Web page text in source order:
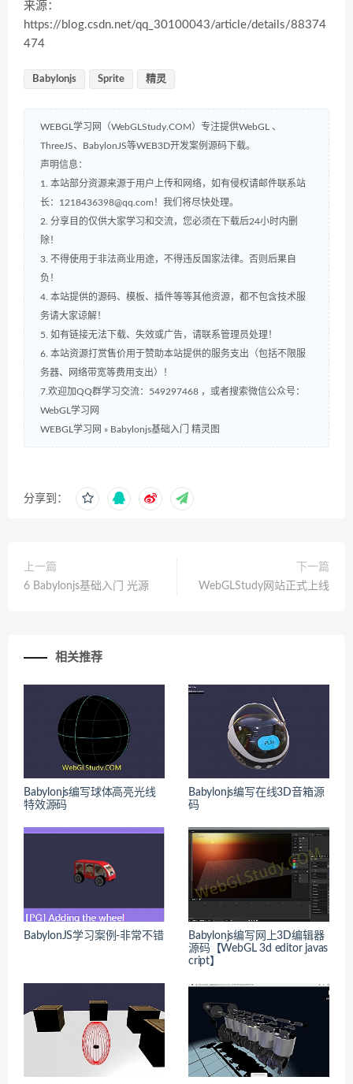
来源：
https://blog.csdn.net/qq_30100043/article/details/88374
474
Babylonjs Sprite 精灵
WEBGL学习网（WebGLStudy.COM）专注提供WebGL 、
ThreeJS、BabylonJS等WEB3D开发案例源码下载。
声明信息：
1. 本站部分资源来源于用户上传和网络，如有侵权请邮件联系站
长：1218436398@qq.com！我们将尽快处理。
2. 分享目的仅供大家学习和交流，您必须在下载后24小时内删
除！
3. 不得使用于非法商业用途，不得违反国家法律。否则后果自
负！
4. 本站提供的源码、模板、插件等等其他资源，都不包含技术服
务请大家谅解！
5. 如有链接无法下载、失效或广告，请联系管理员处理！
6. 本站资源打赏售价用于赞助本站提供的服务支出（包括不限服
务器、网络带宽等费用支出）！
7.欢迎加QQ群学习交流：549297468 ，或者搜索微信公众号：
WebGL学习网
WEBGL学习网 » Babylonjs基础入门 精灵图
分享到：
上一篇
6 Babylonjs基础入门 光源
下一篇
WebGLStudy网站正式上线
相关推荐
Babylonjs编写球体高亮光线
特效源码
Babylonjs编写在线3D音箱源
码
BabylonJS学习案例-非常不错
Babylonjs编写网上3D编辑器
源码【WebGL 3d editor javas
cript】